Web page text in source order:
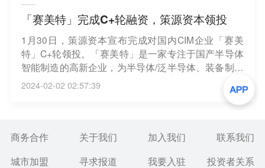
「赛美特」完成C+轮融资，策源资本领投
1月30日，策源资本宣布完成对国内CIM企业「赛美
特」C+轮领投。「赛美特」是一家专注于国产半导体
智能制造的高新企业，为半导体/泛半导体、装备制造
等行业提供高性能、高可用性、高可靠性的一站式国
产CIM解决方案。本轮投资后，「赛美特」拟将成都
子公司打造成为西部总部项目，通过并购国内外半导
端制造业方向，进行半导体行业智能制造CIM工业软
2024-02-02 02:57:39
商务合作 关于我们 加入我们
联系我们
城市加盟
寻求报道 我要入驻 投资者关系